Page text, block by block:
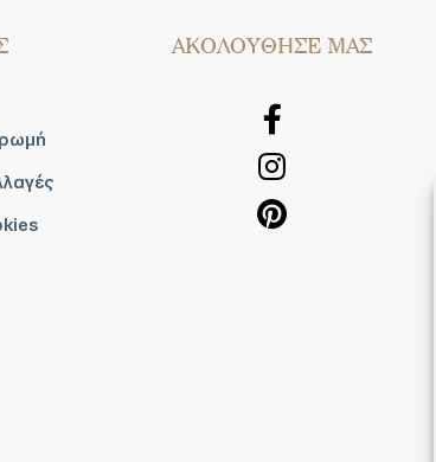
AΚΟΛΟΥΘΗΣΕ ΜΑΣ